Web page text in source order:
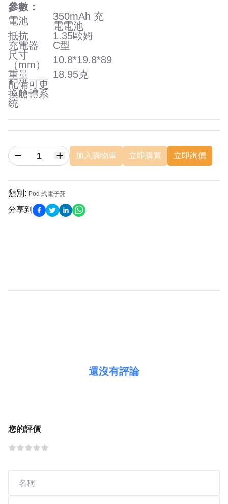
參數：
電池
350mAh 充
電電池
抵抗
1.35歐姆
充電器
C型
尺寸
（mm）
10.8*19.8*89
重量
18.95克
配備可更
換艙體系
統
加入購物車 立即購買 立即詢價
類別 : Pod 式電子菸
分享到
還沒有評論
您的評價